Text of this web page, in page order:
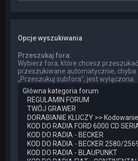
Opcje wyszukiwania
Przeszukaj fora:
Wybierz fora, które chcesz
przeszukiwane automatycznie, chyba
„Przeszukuj subfora”, jest wyłączona.